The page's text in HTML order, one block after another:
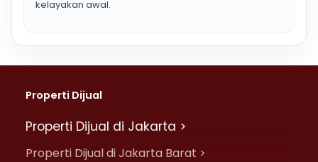
kelayakan awal.
Properti Dijual
Properti Dijual di Jakarta >
Properti Dijual di Jakarta Barat >